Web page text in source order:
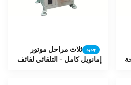
جديد
ثلاث مراحل موتور
إمانويل كامل - التلقائي لفائف